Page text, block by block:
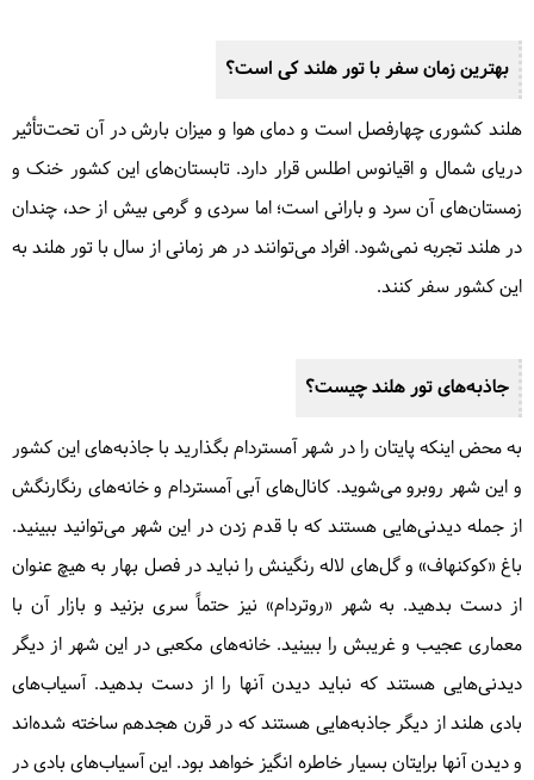
بهترین زمان سفر با تور هلند کی است؟
هلند کشوری چهارفصل است و دمای هوا و میزان بارش در آن تحت‌تأثیر
دریای شمال و اقیانوس اطلس قرار دارد. تابستان‌های این کشور خنک و
زمستان‌های آن سرد و بارانی است؛ اما سردی و گرمی بیش از حد، چندان
در هلند تجربه نمی‌شود. افراد می‌توانند در هر زمانی از سال با تور هلند به
این کشور سفر کنند.
جاذبه‌های تور هلند چیست؟
به محض اینکه پایتان را در شهر آمستردام بگذارید با جاذبه‌های این کشور
و این شهر روبرو می‌شوید. کانال‌های آبی آمستردام و خانه‌های رنگارنگش
از جمله دیدنی‌هایی هستند که با قدم زدن در این شهر می‌توانید ببینید.
باغ «کوکنهاف» و گل‌های لاله رنگینش را نباید در فصل بهار به هیچ عنوان
از دست بدهید. به شهر «روتردام» نیز حتماً سری بزنید و بازار آن با
معماری عجیب و غریبش را ببینید. خانه‌های مکعبی در این شهر از دیگر
دیدنی‌هایی هستند که نباید دیدن آنها را از دست بدهید. آسیاب‌های
بادی هلند از دیگر جاذبه‌هایی هستند که در قرن هجدهم ساخته شده‌اند
و دیدن آنها برایتان بسیار خاطره انگیز خواهد بود. این آسیاب‌های بادی در